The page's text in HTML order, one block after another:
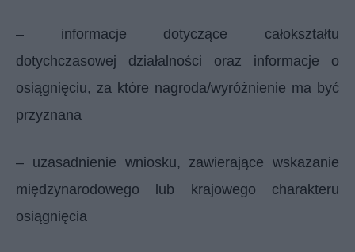
– informacje dotyczące całokształtu
dotychczasowej działalności oraz informacje o
osiągnięciu, za które nagroda/wyróżnienie ma być
przyznana
– uzasadnienie wniosku, zawierające wskazanie
międzynarodowego lub krajowego charakteru
osiągnięcia